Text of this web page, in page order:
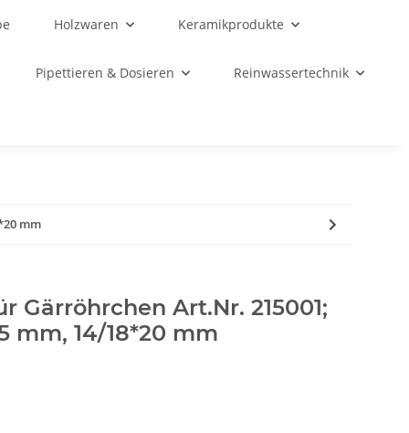
Holzwaren Keramikprodukte
Pipettieren & Dosieren Reinwassertechnik
mm
Gärröhrchen Art.Nr. 215001;
mm, 14/18*20 mm